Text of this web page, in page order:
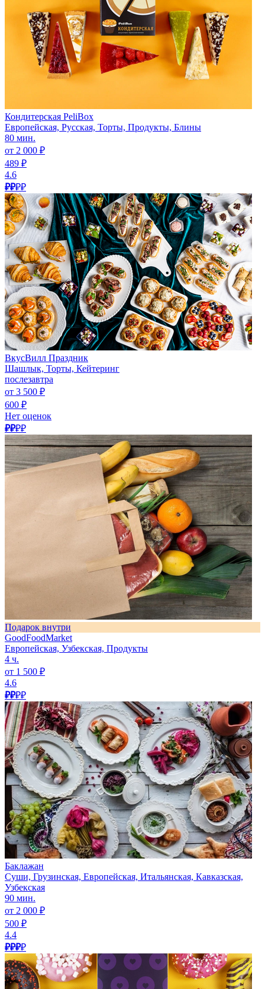
Кондитерская PeliBox
Европейская, Русская, Торты, Продукты, Блины
80 мин.
от 2 000 ₽
489 ₽
4.6
₽₽₽₽
ВкусВилл Праздник
Шашлык, Торты, Кейтеринг
послезавтра
от 3 500 ₽
600 ₽
Нет оценок
₽₽₽₽
Подарок внутри
GoodFoodMarket
Европейская, Узбекская, Продукты
4 ч.
от 1 500 ₽
4.6
₽₽₽₽
Баклажан
Суши, Грузинская, Европейская, Итальянская, Кавказская,
Узбекская
90 мин.
от 2 000 ₽
500 ₽
4.4
₽₽₽₽